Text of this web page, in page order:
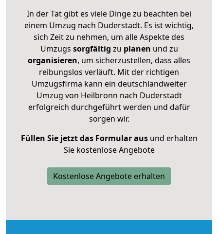
In der Tat gibt es viele Dinge zu beachten bei
einem Umzug nach Duderstadt. Es ist wichtig,
sich Zeit zu nehmen, um alle Aspekte des
Umzugs sorgfältig zu planen und zu
organisieren, um sicherzustellen, dass alles
reibungslos verläuft. Mit der richtigen
Umzugsfirma kann ein deutschlandweiter
Umzug von Heilbronn nach Duderstadt
erfolgreich durchgeführt werden und dafür
sorgen wir.
Füllen Sie jetzt das Formular ausund erhalten
Sie kostenlose Angebote
Kostenlose Angebote erhalten